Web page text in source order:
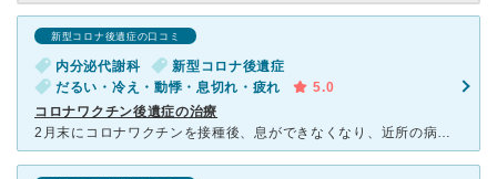
新型コロナ後遺症の口コミ
内分泌代謝科
新型コロナ後遺症
だるい・冷え・動悸・息切れ・疲れ
5.0
コロナワクチン後遺症の治療
2月末にコロナワクチンを接種後、息ができなくなり、近所の病院で心臓の検査、血液検査をするも異常なしといわれ、ほぼ寝たきり状態でした。買い物も息苦しく、階段も上がれず、どうやって生活しようか、途方に暮れ